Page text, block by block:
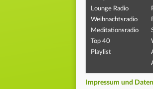
Lounge Radio
Weihnachtsradio
Meditationsradio
Top 40
Playlist
Impressum und